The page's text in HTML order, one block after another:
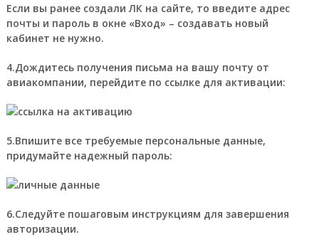
Если вы ранее создали ЛК на сайте, то введите адрес
почты и пароль в окне «Вход» – создавать новый
кабинет не нужно.
4.Дождитесь получения письма на вашу почту от
авиакомпании, перейдите по ссылке для активации:
5.Впишите все требуемые персональные данные,
придумайте надежный пароль:
6.Следуйте пошаговым инструкциям для завершения
авторизации.